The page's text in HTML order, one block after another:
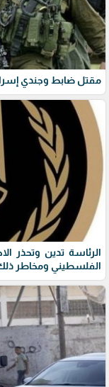
مقتل ضابط وجندي
الرئاسة تدين وتحذر
الفلسطيني ومخاطر